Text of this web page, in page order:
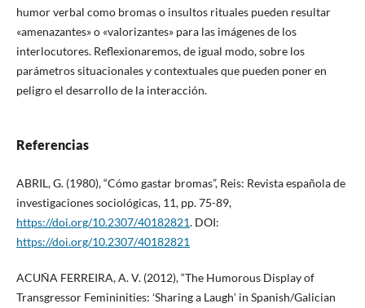
humor verbal como bromas o insultos rituales pueden resultar
«amenazantes» o «valorizantes» para las imágenes de los
interlocutores. Reflexionaremos, de igual modo, sobre los
parámetros situacionales y contextuales que pueden poner en
peligro el desarrollo de la interacción.
Referencias
ABRIL, G. (1980), “Cómo gastar bromas”, Reis: Revista española de
investigaciones sociológicas, 11, pp. 75-89,
https://doi.org/10.2307/40182821. DOI:
https://doi.org/10.2307/40182821
ACUÑA FERREIRA, A. V. (2012), “The Humorous Display of
Transgressor Femininities: ʻSharing a Laughʼ in Spanish/Galician